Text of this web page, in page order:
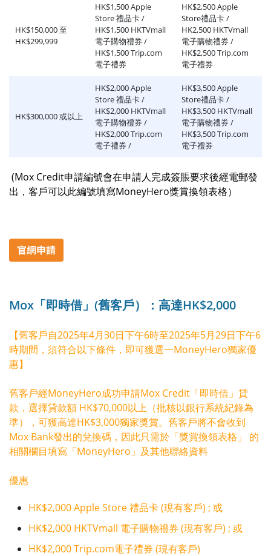
HK$150,000 至
HK$299,999
HK$1,500 Apple
Store 禮品卡 /
HK$1,500 HKTVmall
電子購物禮券 /
HK$1,500 Trip.com
電子禮券
HK$2,500 Apple
Store禮品卡 /
HK2,500 HKTVmall
電子購物禮券 /
HK$2,500 Trip.com
電子禮券
HK$300,000 或以上
HK$2,000 Apple
Store 禮品卡 /
HK$2,000 HKTVmall
電子購物禮券 /
HK$2,000 Trip.com
電子禮券 /
HK$3,500 Apple
Store禮品卡 /
HK$3,500 HKTVmall
電子購物禮券 /
HK$3,500 Trip.com
電子禮券
(Mox Credit申請編號會在申請人完成簽賬要求後經電郵發
出，客戶可以此編號填寫MoneyHero獎賞換領表格）
Mox「即時借」(舊客戶）：高達HK$2,000
【舊客戶自2025年4月30日下午6時至2025年5月29日下午6
時期間，須符合以下條件，即可獲選一MoneyHero獨家優
惠】
舊客戶經MoneyHero成功申請Mox Credit「即時借」貸
款，選擇貸款額 HK$70,000以上（批核以銀行系統紀錄為
準），可獲高達HK$3,000獨家獎賞。舊客戶將不會收到
Mox Bank發出的兌換碼，因此只需於「獎賞換領表格」 的
相關欄目填寫「MoneyHero」及其他聯絡資料
優惠
HK$2,000 Apple Store 禮品卡 (現有客戶) ; 或
HK$2,000 HKTVmall 電子購物禮券 (現有客戶) ; 或
HK$2,000 Trip.com電子禮券 (現有客戶)